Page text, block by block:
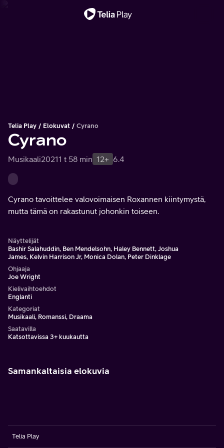
Telia Play Elokuvat Cyrano
Cyrano
Musikaali20211 t 58 min 12+ 6.4
Cyrano tavoittelee valovoimaisen Roxannen kiintymystä,
mutta tämä on rakastunut johonkin toiseen.
Näyttelijät
Bashir Salahuddin, Ben Mendelsohn, Haley Bennett, Joshua
James, Kelvin Harrison Jr, Monica Dolan, Peter Dinklage
Ohjaaja
Joe Wright
Kielivaihtoehdot
Englanti
Kategoriat
Musikaali, Romanssi, Draama
Saatavilla
Katsottavissa 3+ kuukautta
Samankaltaisia elokuvia
Telia Play